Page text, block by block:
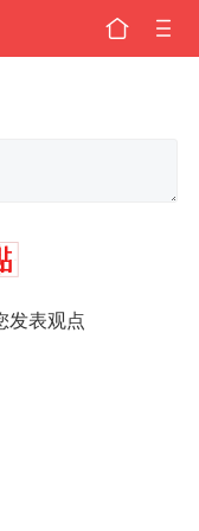
发表观点